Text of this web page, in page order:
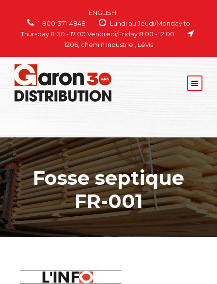
ENGLISH
1-800-371-4848
Lundi au Jeudi/Monday to
Thursday 8:00 - 17:00 Vendredi/Friday 8:00 - 12:00
1206, chemin Industriel, Lévis
Fosse septique
FR-001